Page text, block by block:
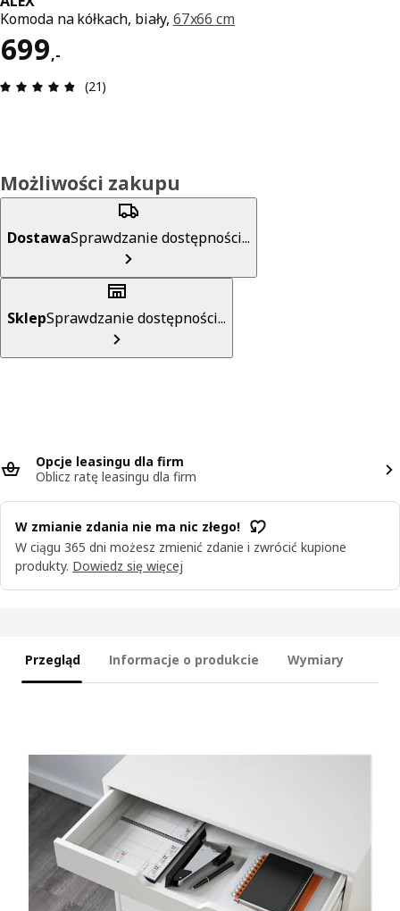
Komoda na kółkach, biały, 67x66 cm
699,-
Cena 699,-
Opinia: 4.8 na 5 gwiazdki. Recenzje ogółem: 21
(21)
Możliwości zakupu
DostawaSprawdzanie dostępności...
SklepSprawdzanie dostępności...
Opcje leasingu dla firm
Oblicz ratę leasingu dla firm
W zmianie zdania nie ma nic złego!
W ciągu 365 dni możesz zmienić zdanie i zwrócić kupione
produkty. Dowiedz się więcej
Przegląd Informacje o produkcie Wymiary